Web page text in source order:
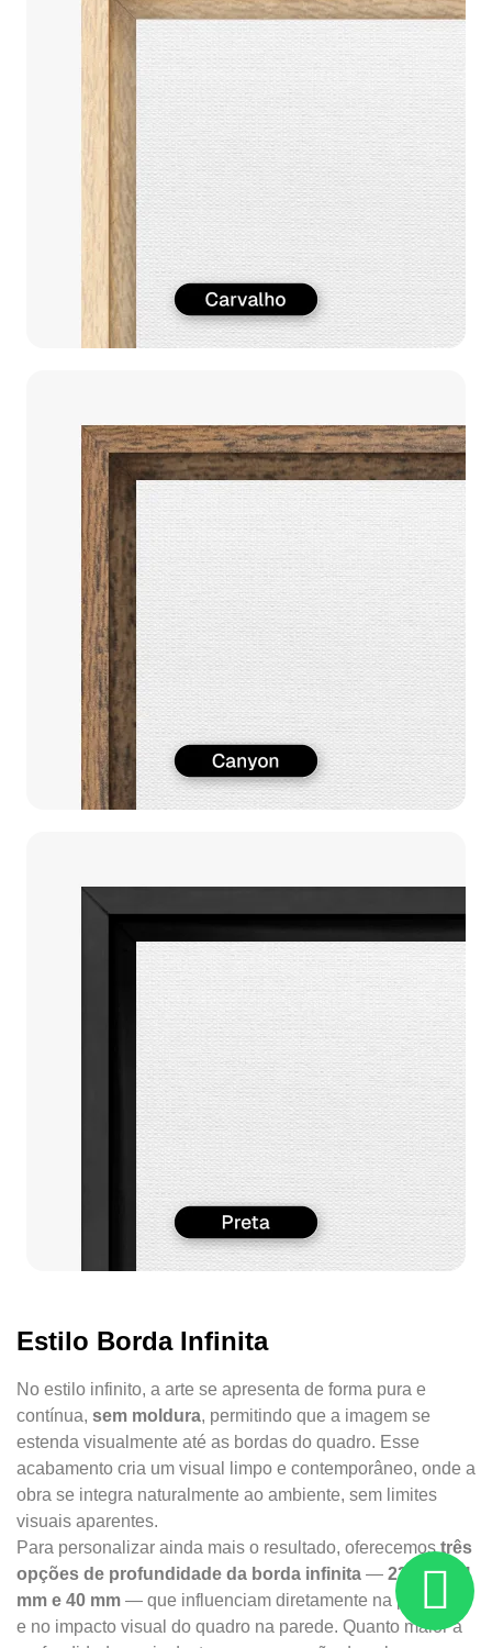
Estilo Borda Infinita
No estilo infinito, a arte se apresenta de forma pura e
contínua, sem moldura, permitindo que a imagem se
estenda visualmente até as bordas do quadro. Esse
acabamento cria um visual limpo e contemporâneo, onde a
obra se integra naturalmente ao ambiente, sem limites
visuais aparentes.
Para personalizar ainda mais o resultado, oferecemostrês
opções de profundidade da borda infinita — 22 mm, 34
mm e 40 mm — que influenciam diretamente na presença
e no impacto visual do quadro na parede. Quanto maior a